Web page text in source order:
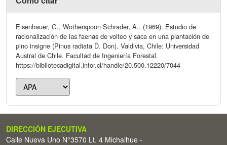
Eisenhauer, G., Wotherspoon Schrader, A.. (1969). Estudio de
racionalización de las faenas de volteo y saca en una plantación de
pino insigne (Pinus radiata D. Don). Valdivia, Chile: Universidad
Austral de Chile. Facultad de Ingeniería Forestal.
https://bibliotecadigital.infor.cl/handle/20.500.12220/7044
DIRECCIÓN EJECUTIVA
Calle Nueva Uno N°3570 Lt. 4 Michaihue -